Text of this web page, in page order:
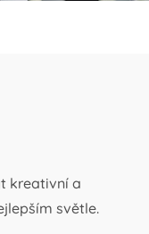
kreativní a
světle.